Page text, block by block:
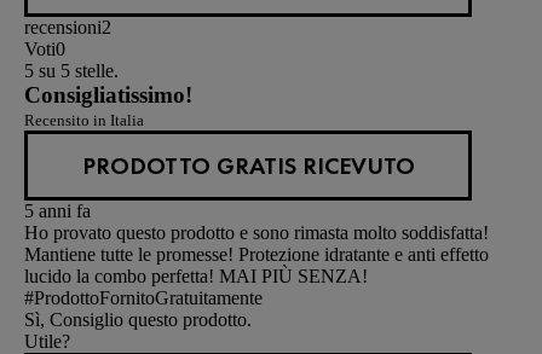
recensioni2
Voti0
5 su 5 stelle.
Consigliatissimo!
Recensito in Italia
PRODOTTO GRATIS RICEVUTO
5 anni fa
Ho provato questo prodotto e sono rimasta molto soddisfatta!
Mantiene tutte le promesse! Protezione idratante e anti effetto
lucido la combo perfetta! MAI PIÙ SENZA!
#ProdottoFornitoGratuitamente
Sì, Consiglio questo prodotto.
Utile?